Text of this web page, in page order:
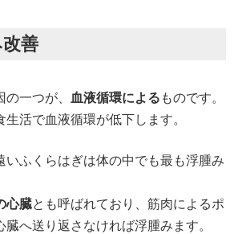
改善
一つが、 血液循環による ものです。
活で血液循環が低下します。
いふくらはぎは体の中でも最も浮腫み
心臓とも呼ばれており、筋肉によるポ
へ送り返さなければ浮腫みます。